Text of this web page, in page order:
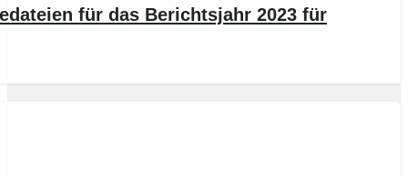
für das Berichtsjahr 2023 für